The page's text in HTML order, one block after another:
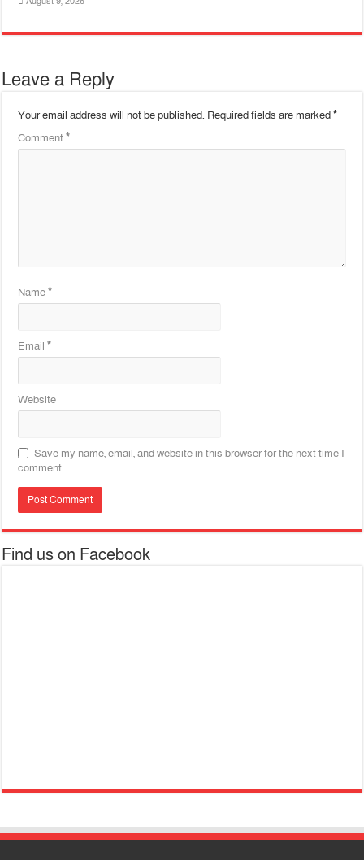
Leave a Reply
Your email address will not be published. Required fields are marked*
Comment*
Name*
Email*
Website
Save my name, email, and website in this browser for the next time I
comment.
Find us on Facebook